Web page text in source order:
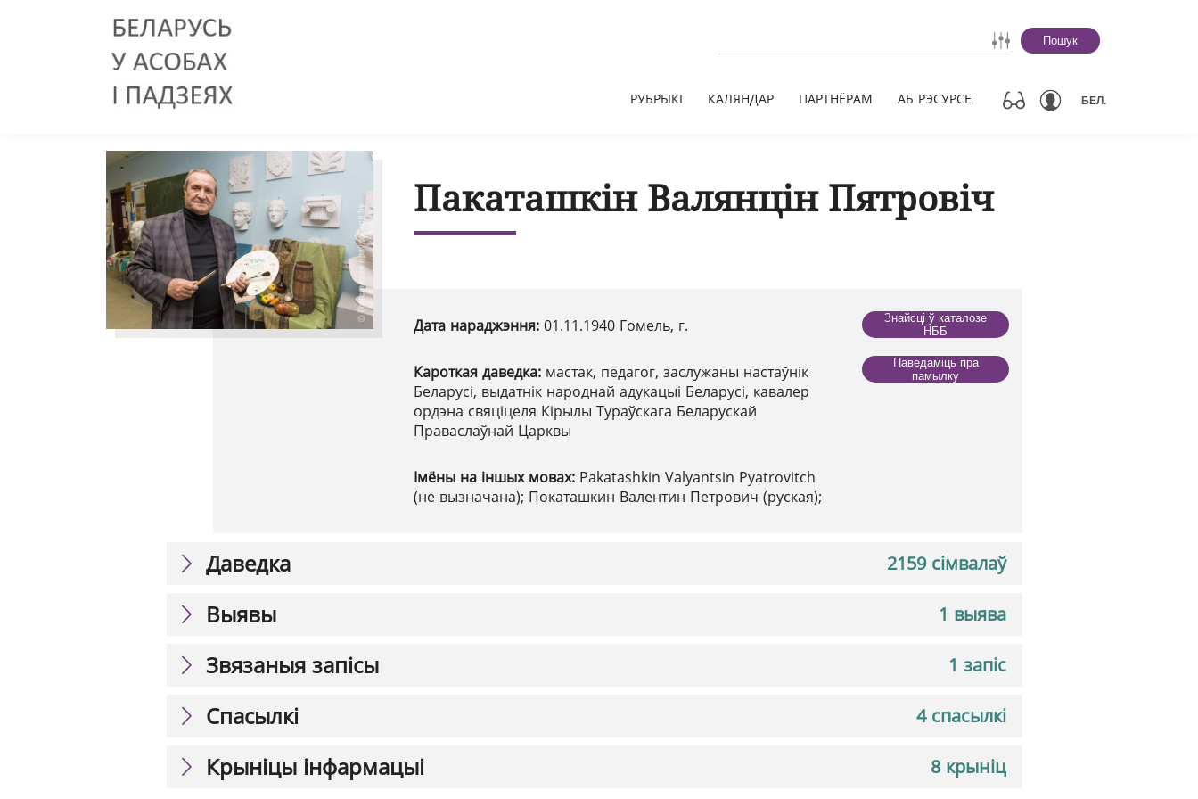
Пошук
РУБРЫКІ КАЛЯНДАР ПАРТНЁРАМ АБ РЭСУРСЕ БЕЛ.
Пакаташкін Валянцін Пятровіч
Дата нараджэння: 01.11.1940 Гомель, г.
Кароткая даведка: мастак, педагог, заслужаны настаўнік
Беларусі, выдатнік народнай адукацыі Беларусі, кавалер
ордэна свяціцеля Кірылы Тураўскага Беларускай
Праваслаўнай Царквы
Імёны на іншых мовах: Pakatashkin Valyantsin Pyatrovitch
(не вызначана); Покаташкин Валентин Петрович (руская);
Знайсці ў каталозе
НББ
Паведаміць пра
памылку
2159 сімвалаў
Даведка
1 выява
Выявы
1 запіс
Звязаныя запісы
4 спасылкі
Спасылкі
8 крыніц
Крыніцы інфармацыі